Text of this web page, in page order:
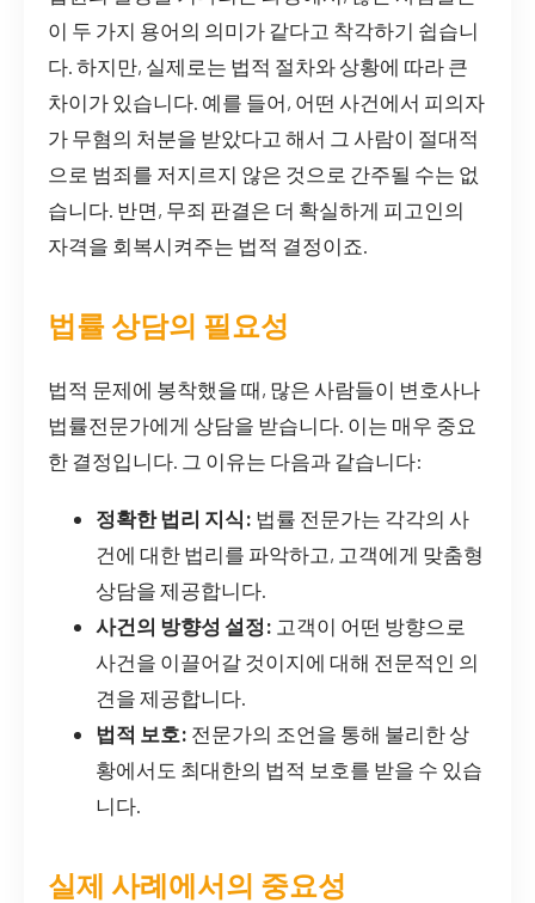
이 두 가지 용어의 의미가 같다고 착각하기 쉽습니
다. 하지만, 실제로는 법적 절차와 상황에 따라 큰
차이가 있습니다. 예를 들어, 어떤 사건에서 피의자
가 무혐의 처분을 받았다고 해서 그 사람이 절대적
으로 범죄를 저지르지 않은 것으로 간주될 수는 없
습니다. 반면, 무죄 판결은 더 확실하게 피고인의
자격을 회복시켜주는 법적 결정이죠.
법률 상담의 필요성
법적 문제에 봉착했을 때, 많은 사람들이 변호사나
법률전문가에게 상담을 받습니다. 이는 매우 중요
한 결정입니다. 그 이유는 다음과 같습니다:
정확한 법리 지식: 법률 전문가는 각각의 사
건에 대한 법리를 파악하고, 고객에게 맞춤형
상담을 제공합니다.
사건의 방향성 설정: 고객이 어떤 방향으로
사건을 이끌어갈 것이지에 대해 전문적인 의
견을 제공합니다.
법적 보호: 전문가의 조언을 통해 불리한 상
황에서도 최대한의 법적 보호를 받을 수 있습
니다.
실제 사례에서의 중요성